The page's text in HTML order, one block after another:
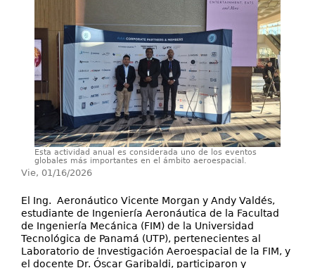
Investigación+D+i
Servicios
Esta actividad anual es considerada uno de los eventos
globales más importantes en el ámbito aeroespacial.
Vie, 01/16/2026
El Ing. Aeronáutico Vicente Morgan y Andy Valdés,
estudiante de Ingeniería Aeronáutica de la Facultad
de Ingeniería Mecánica (FIM) de la Universidad
Tecnológica de Panamá (UTP), pertenecientes al
Laboratorio de Investigación Aeroespacial de la FIM, y
el docente Dr. Óscar Garibaldi, participaron y